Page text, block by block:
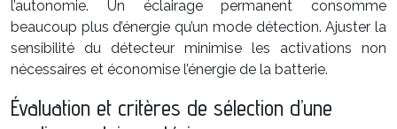
l’autonomie. Un éclairage permanent consomme
beaucoup plus d’énergie qu’un mode détection. Ajuster la
sensibilité du détecteur minimise les activations non
nécessaires et économise l’énergie de la batterie.
Évaluation et critères de sélection d’une